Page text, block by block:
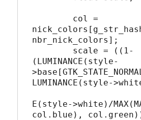
nbr_nick_colors];
(LUMINANCE(style-
LUMINANCE(style-
E(style->white)/
col.blue),